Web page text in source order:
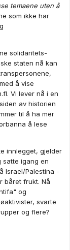
temaene uten å
som ikke har
solidaritets-
staten nå kan
å vise
Vi lever nå i en
av historien
til å ha mer
å lese
innlegget, gjelder
satte igang en
Israel/Palestina -
båret frukt. Nå
og
svarte
og flere?